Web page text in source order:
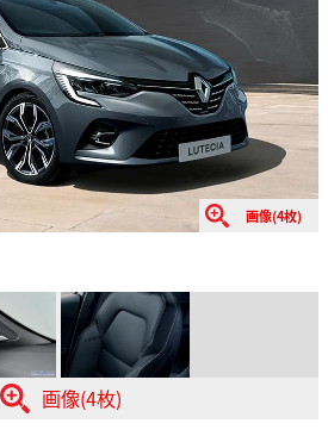
画像(4枚)
画像(4枚)